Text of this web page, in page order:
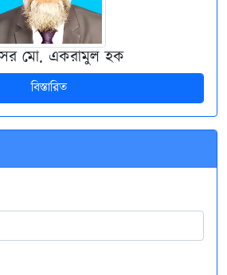
মো. একরামুল হক
বিস্তারিত